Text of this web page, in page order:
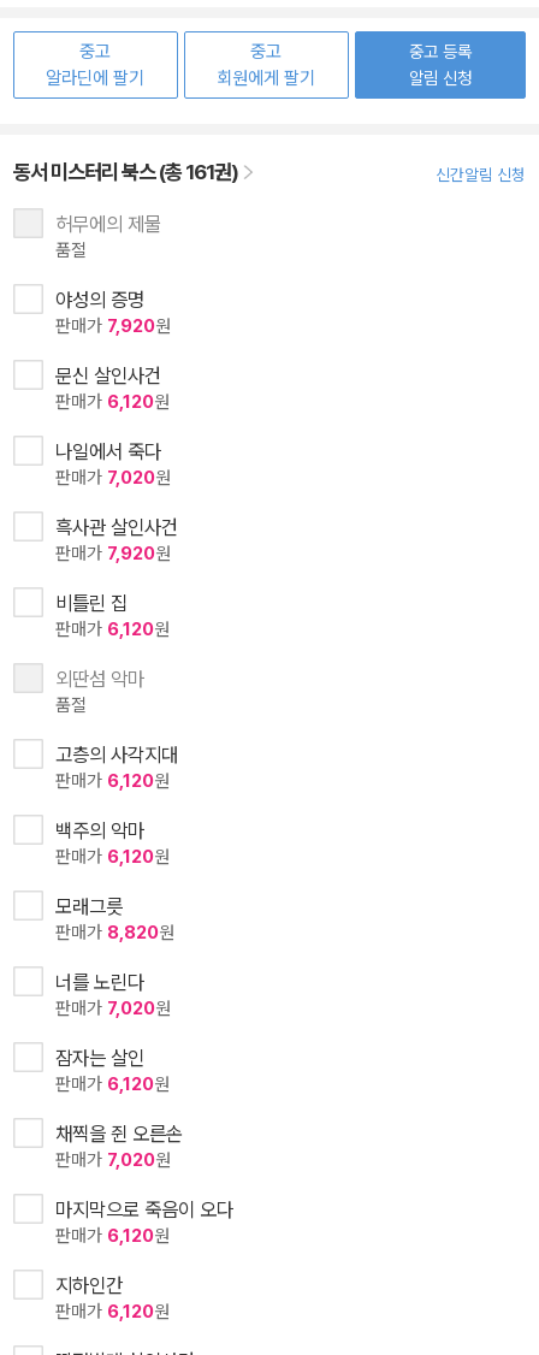
중고
알라딘에 팔기
중고
회원에게 팔기
중고 등록
알림 신청
동서 미스터리 북스 (총 161권) 신간알림 신청
허무에의 제물
품절
야성의 증명
판매가 7,920원
문신 살인사건
판매가 6,120원
나일에서 죽다
판매가 7,020원
흑사관 살인사건
판매가 7,920원
비틀린 집
판매가 6,120원
외딴섬 악마
품절
고층의 사각지대
판매가 6,120원
백주의 악마
판매가 6,120원
모래그릇
판매가 8,820원
너를 노린다
판매가 7,020원
잠자는 살인
판매가 6,120원
채찍을 쥔 오른손
판매가 7,020원
마지막으로 죽음이 오다
판매가 6,120원
지하인간
판매가 6,120원